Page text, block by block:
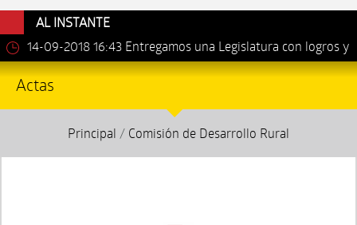
AL INSTANTE
14-09-2018 16:43 Entregamos una Legislatura con logros y
avances importantes: Dip. Leonel Luna Estrada.
Actas
Principal / Comisión de Desarrollo Rural